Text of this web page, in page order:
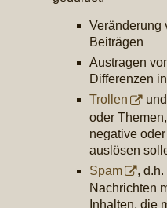
Veränderung
Beiträgen
Austragen
Differenzen
Trollen
und
oder
negative
auslösen
Spam
,
Nachrichten
Inhalten, die